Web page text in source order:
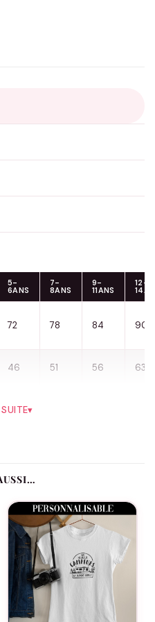
✨
✅ Validation avant fabrication
5-
6ANS
7-
8ANS
9-
11ANS
12-
72 78 84 90
46 51 56 63
lui, est le “Remix”
de leurs parents — parfois un
plus drôle… mais toujours
et affectueux à la
et à cette magie du quotidien
qui aiment rire de leurs
leurs enfants, et pour les
▾